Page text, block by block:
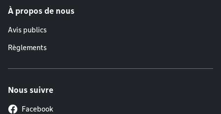
À propos de nous
Avis publics
Règlements
Nous suivre
Facebook